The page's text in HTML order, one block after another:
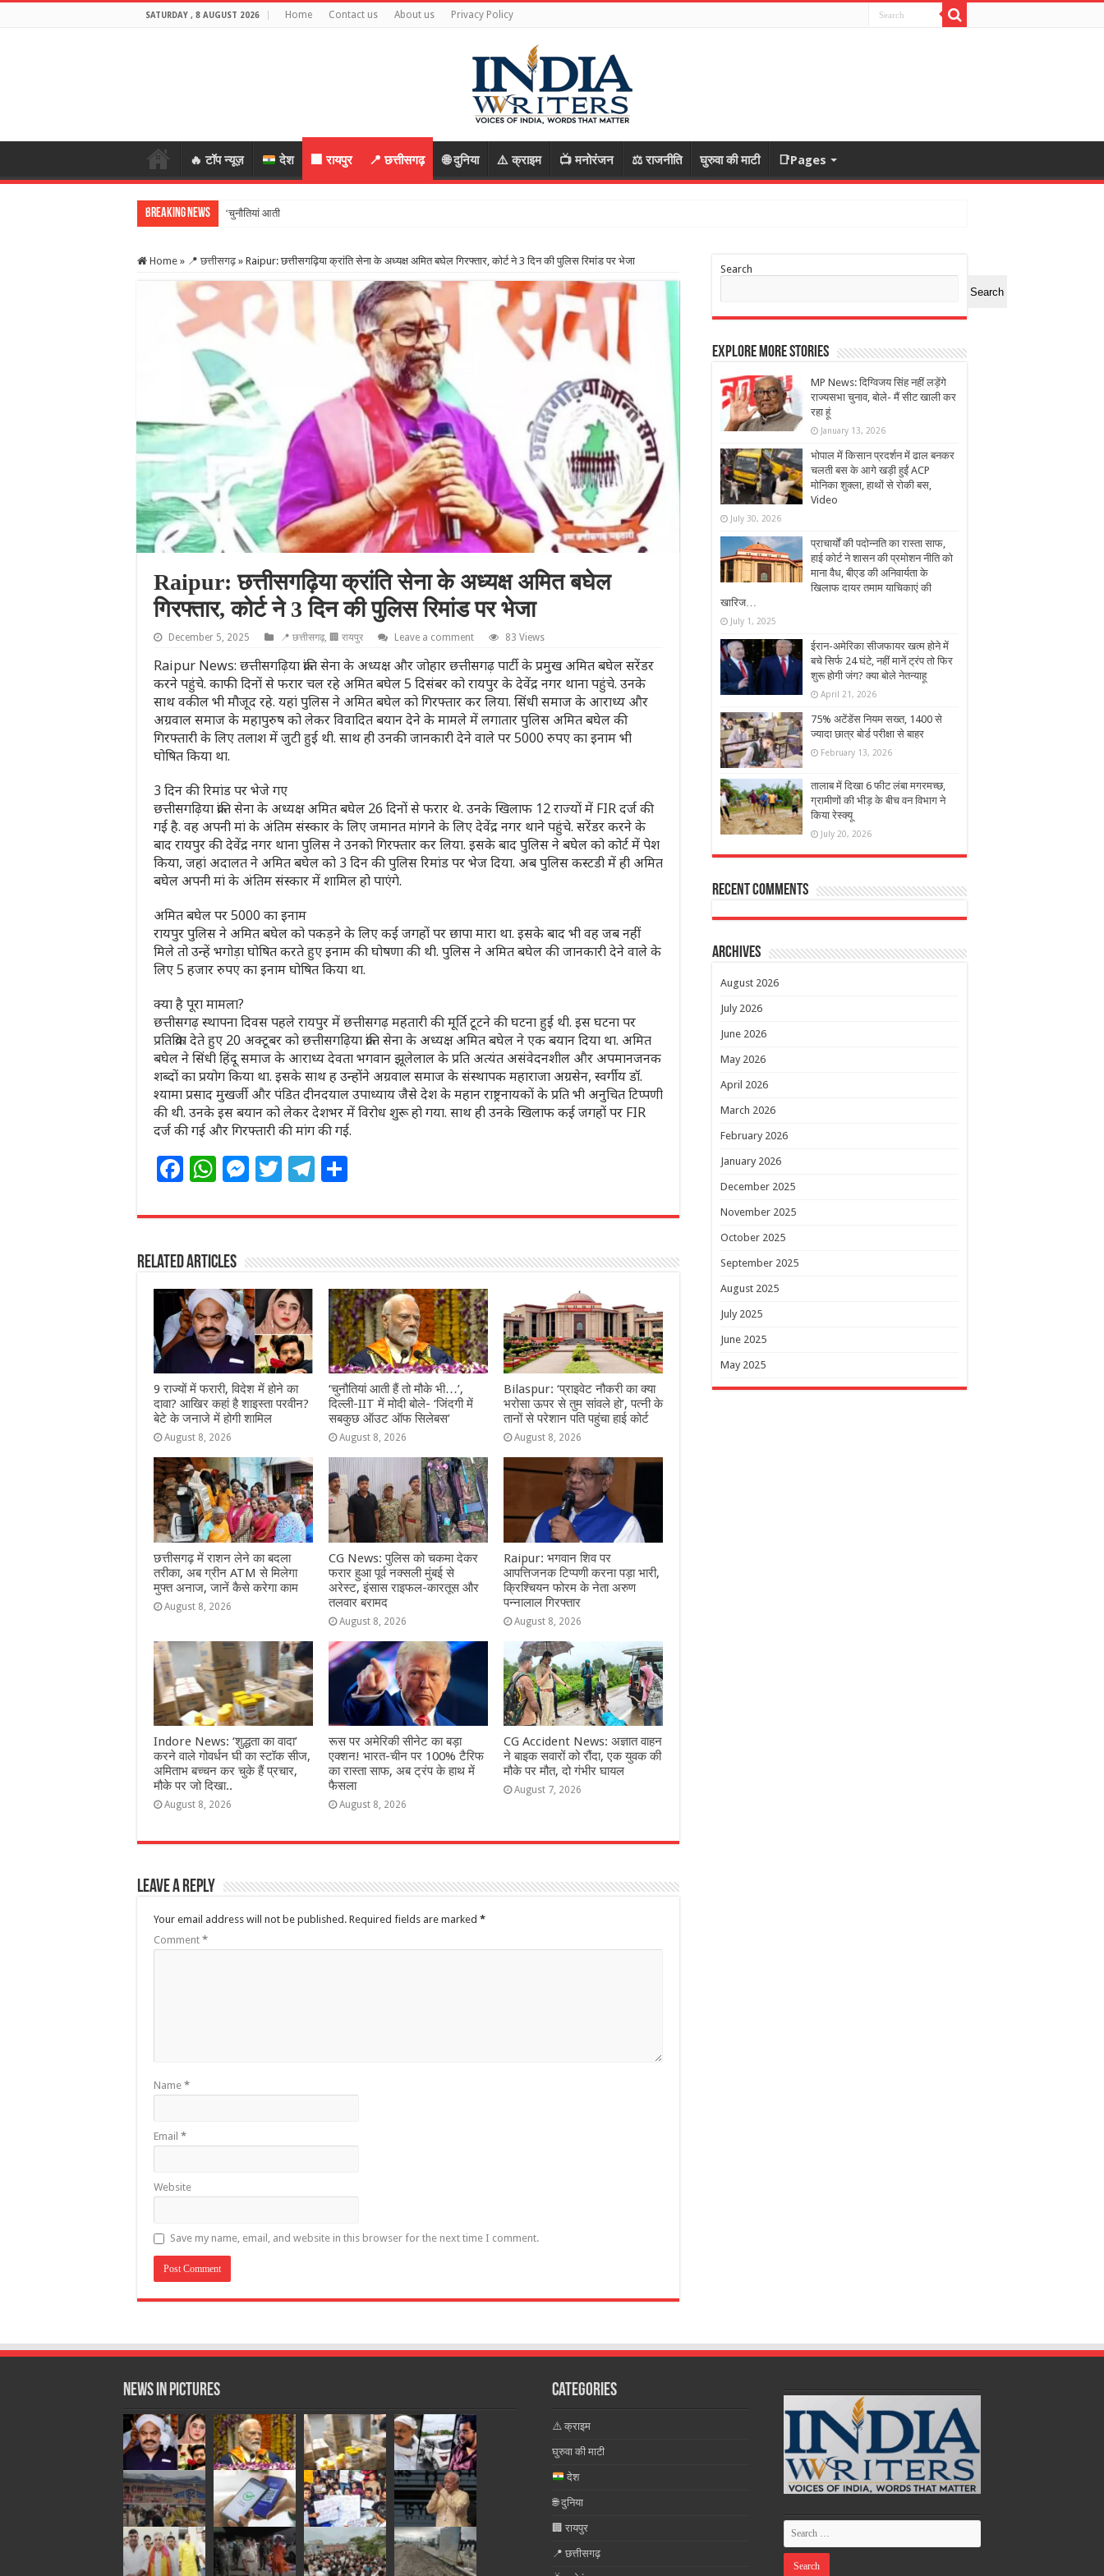
SATURDAY , 8 AUGUST 2026 Home Contact us About us Privacy Policy
🔥 टॉप न्यूज़ देश 🏢 रायपुर 📍 छत्तीसगढ़ 🌐 दुनिया ⚠️ क्राइम 📺 मनोरंजन ⚖️ राजनीति घुरुवा की माटी 📑Pages
Breaking News ‘चुनौतियां आती हैं तो मौके भी…’, दिल्ली
Home » 📍 छत्तीसगढ़ » Raipur: छत्तीसगढ़िया क्रांति सेना के अध्यक्ष अमित बघेल गिरफ्तार, कोर्ट ने 3 दिन की पुलिस रिमांड पर भेजा
Raipur: छत्तीसगढ़िया क्रांति सेना के अध्यक्ष अमित बघेल
गिरफ्तार, कोर्ट ने 3 दिन की पुलिस रिमांड पर भेजा
December 5, 2025 📍 छत्तीसगढ़, 🏢 रायपुर Leave a comment 83 Views
Raipur News: छत्तीसगढ़िया क्रांति सेना के अध्यक्ष और जोहार छत्तीसगढ़ पार्टी के प्रमुख अमित बघेल सरेंडर
करने पहुंचे. काफी दिनों से फरार चल रहे अमित बघेल 5 दिसंबर को रायपुर के देवेंद्र नगर थाना पहुंचे. उनके
साथ वकील भी मौजूद रहे. यहां पुलिस ने अमित बघेल को गिरफ्तार कर लिया. सिंधी समाज के आराध्य और
अग्रवाल समाज के महापुरुष को लेकर विवादित बयान देने के मामले में लगातार पुलिस अमित बघेल की
गिरफ्तारी के लिए तलाश में जुटी हुई थी. साथ ही उनकी जानकारी देने वाले पर 5000 रुपए का इनाम भी
घोषित किया था.
3 दिन की रिमांड पर भेजे गए
छत्तीसगढ़िया क्रांति सेना के अध्यक्ष अमित बघेल 26 दिनों से फरार थे. उनके खिलाफ 12 राज्यों में FIR दर्ज की
गई है. वह अपनी मां के अंतिम संस्कार के लिए जमानत मांगने के लिए देवेंद्र नगर थाने पहुंचे. सरेंडर करने के
बाद रायपुर की देवेंद्र नगर थाना पुलिस ने उनको गिरफ्तार कर लिया. इसके बाद पुलिस ने बघेल को कोर्ट में पेश
किया, जहां अदालत ने अमित बघेल को 3 दिन की पुलिस रिमांड पर भेज दिया. अब पुलिस कस्टडी में ही अमित
बघेल अपनी मां के अंतिम संस्कार में शामिल हो पाएंगे.
अमित बघेल पर 5000 का इनाम
रायपुर पुलिस ने अमित बघेल को पकड़ने के लिए कई जगहों पर छापा मारा था. इसके बाद भी वह जब नहीं
मिले तो उन्हें भगोड़ा घोषित करते हुए इनाम की घोषणा की थी. पुलिस ने अमित बघेल की जानकारी देने वाले के
लिए 5 हजार रुपए का इनाम घोषित किया था.
क्या है पूरा मामला?
छत्तीसगढ़ स्थापना दिवस पहले रायपुर में छत्तीसगढ़ महतारी की मूर्ति टूटने की घटना हुई थी. इस घटना पर
प्रतिक्रिया देते हुए 20 अक्टूबर को छत्तीसगढ़िया क्रांति सेना के अध्यक्ष अमित बघेल ने एक बयान दिया था. अमित
बघेल ने सिंधी हिंदू समाज के आराध्य देवता भगवान झूलेलाल के प्रति अत्यंत असंवेदनशील और अपमानजनक
शब्दों का प्रयोग किया था. इसके साथ ह उन्होंने अग्रवाल समाज के संस्थापक महाराजा अग्रसेन, स्वर्गीय डॉ.
श्यामा प्रसाद मुखर्जी और पंडित दीनदयाल उपाध्याय जैसे देश के महान राष्ट्रनायकों के प्रति भी अनुचित टिप्पणी
की थी. उनके इस बयान को लेकर देशभर में विरोध शुरू हो गया. साथ ही उनके खिलाफ कई जगहों पर FIR
दर्ज की गई और गिरफ्तारी की मांग की गई.
F
c
e
b
o
o
k
W
at
s
A
p
p
M
ss
n
g
e
r
T
itt
r
T
e
ra
m
ar
Related Articles
9 राज्‍यों में फरारी, व‍िदेश में होने का
दावा? आख‍िर कहां है शाइस्‍ता परवीन?
बेटे के जनाजे में होगी शामिल
August 8, 2026
‘चुनौतियां आती हैं तो मौके भी…’,
दिल्ली-IIT में मोदी बोले- ‘जिंदगी में
सबकुछ ऑउट ऑफ सिलेबस’
August 8, 2026
Bilaspur: ‘प्राइवेट नौकरी का क्या
भरोसा ऊपर से तुम सांवले हो’, पत्नी के
तानों से परेशान पति पहुंचा हाई कोर्ट
August 8, 2026
छत्तीसगढ़ में राशन लेने का बदला
तरीका, अब ग्रीन ATM से मिलेगा
मुफ्त अनाज, जानें कैसे करेगा काम
August 8, 2026
CG News: पुलिस को चकमा देकर
फरार हुआ पूर्व नक्सली मुंबई से
अरेस्ट, इंसास राइफल-कारतूस और
तलवार बरामद
August 8, 2026
Raipur: भगवान शिव पर
आपत्तिजनक टिप्पणी करना पड़ा भारी,
क्रिश्चियन फोरम के नेता अरुण
पन्नालाल गिरफ्तार
August 8, 2026
Indore News: ‘शुद्धता का वादा’
करने वाले गोवर्धन घी का स्टॉक सीज,
अमिताभ बच्चन कर चुके हैं प्रचार,
मौके पर जो दिखा..
August 8, 2026
रूस पर अमेरिकी सीनेट का बड़ा
एक्शन! भारत-चीन पर 100% टैरिफ
का रास्ता साफ, अब ट्रंप के हाथ में
फैसला
August 8, 2026
CG Accident News: अज्ञात वाहन
ने बाइक सवारों को रौंदा, एक युवक की
मौके पर मौत, दो गंभीर घायल
August 7, 2026
Leave a Reply
Your email address will not be published. Required fields are marked *
Comment *
Name *
Email *
Website
Save my name, email, and website in this browser for the next time I comment.
Search
Search
Explore More Stories
MP News: दिग्विजय सिंह नहीं लड़ेंगे
राज्यसभा चुनाव, बोले- मैं सीट खाली कर
रहा हूं
January 13, 2026
भोपाल में किसान प्रदर्शन में ढाल बनकर
चलती बस के आगे खड़ी हुईं ACP
मोनिका शुक्ला, हाथों से रोकी बस,
Video
July 30, 2026
प्राचार्यों की पदोन्नति का रास्ता साफ,
हाई कोर्ट ने शासन की प्रमोशन नीति को
माना वैध, बीएड की अनिवार्यता के
खिलाफ दायर तमाम याचिकाएं की
खारिज…
July 1, 2025
ईरान-अमेरिका सीजफायर खत्म होने में
बचे सिर्फ 24 घंटे, नहीं मानें ट्रंप तो फिर
शुरू होगी जंग? क्या बोले नेतन्याहू
April 21, 2026
75% अटेंडेंस नियम सख्त, 1400 से
ज्यादा छात्र बोर्ड परीक्षा से बाहर
February 13, 2026
तालाब में दिखा 6 फीट लंबा मगरमच्छ,
ग्रामीणों की भीड़ के बीच वन विभाग ने
किया रेस्क्यू
July 20, 2026
Recent Comments
Archives
August 2026
July 2026
June 2026
May 2026
April 2026
March 2026
February 2026
January 2026
December 2025
November 2025
October 2025
September 2025
August 2025
July 2025
June 2025
May 2025
News in Pictures Categories
⚠️ क्राइम
घुरुवा की माटी
देश
🌐 दुनिया
🏢 रायपुर
📍 छत्तीसगढ़